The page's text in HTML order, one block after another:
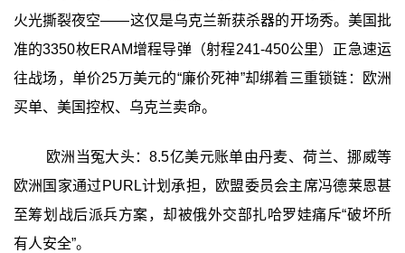
火光撕裂夜空——这仅是乌克兰新获杀器的开场秀。美国批
准的3350枚ERAM增程导弹（射程241-450公里）正急速运
往战场，单价25万美元的“廉价死神”却绑着三重锁链：欧洲
买单、美国控权、乌克兰卖命。
欧洲当冤大头：8.5亿美元账单由丹麦、荷兰、挪威等
欧洲国家通过PURL计划承担，欧盟委员会主席冯德莱恩甚
至筹划战后派兵方案，却被俄外交部扎哈罗娃痛斥“破坏所
有人安全”。